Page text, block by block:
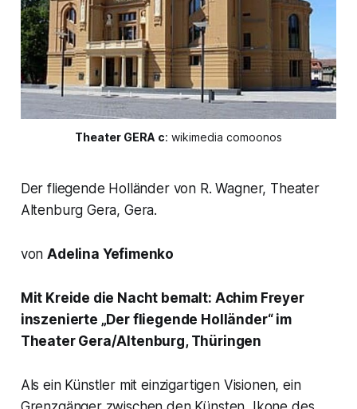
Theater GERA c: wikimedia comoonos
Der fliegende Holländer von R. Wagner, Theater
Altenburg Gera, Gera.
vonAdelina Yefimenko
Mit Kreide die Nacht bemalt: Achim Freyer
inszenierte „Der fliegende Holländer“ im
Theater Gera/Altenburg, Thüringen
Als ein Künstler mit einzigartigen Visionen, ein